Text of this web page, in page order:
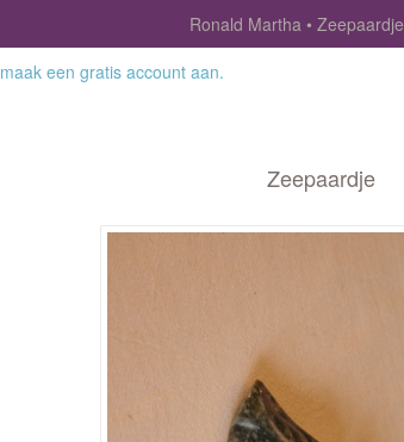
Ronald Martha
Zeepaardje
maak een gratis account aan.
Zeepaardje